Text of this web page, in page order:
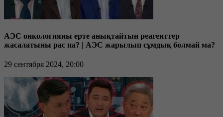
АЭС онкологияны ерте анықтайтын реагенттер
жасалатыны рас па? | АЭС жарылып сұмдық болмай ма?
29 сентября 2024, 20:00